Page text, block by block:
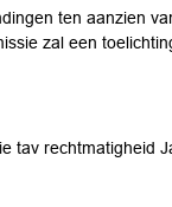
ten aanzien
zal een
tav rechtmatigheid